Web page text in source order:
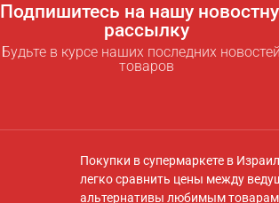
Подпишитесь на нашу
рассылку
Будьте в курсе наших последних
товаров
Покупки в супермаркете в
легко сравнить цены между
альтернативы любимым